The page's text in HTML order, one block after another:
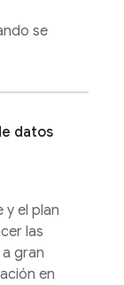
se
datos
y el plan
las
gran
en